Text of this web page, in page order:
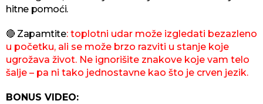
hitne pomoći.
🔴 Zapamtite: toplotni udar može izgledati bezazleno
u početku, ali se može brzo razviti u stanje koje
ugrožava život. Ne ignorišite znakove koje vam telo
šalje – pa ni tako jednostavne kao što je crven jezik.
BONUS VIDEO: